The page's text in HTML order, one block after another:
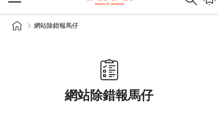
網站除錯報馬仔
網站除錯報馬仔